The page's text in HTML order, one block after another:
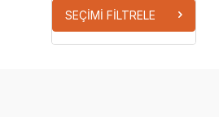
SEÇIMI FILTRELE